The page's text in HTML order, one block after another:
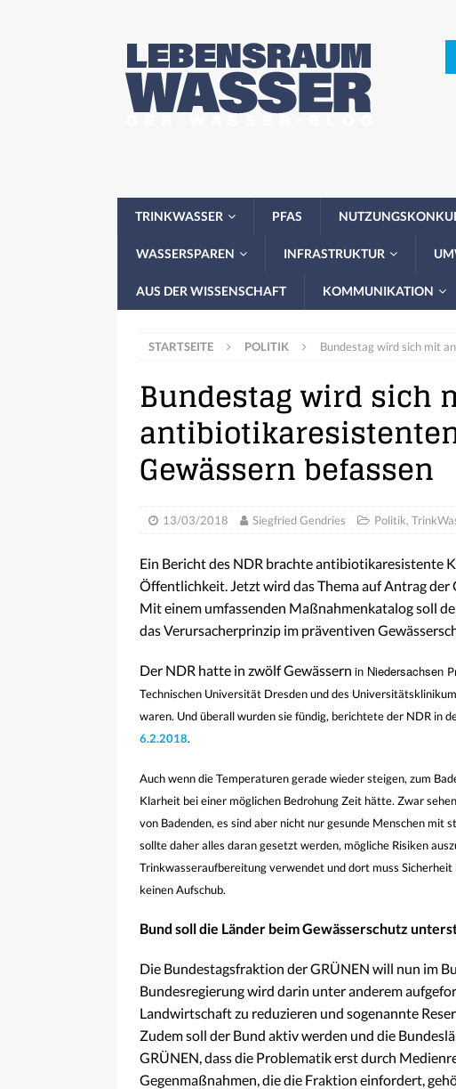
TRINKWASSER PFAS
WASSERSPAREN INFRASTRUKTUR
AUS DER WISSENSCHAFT KOMMUNIKATION
STARTSEITE POLITIK Bundestag wird sich mit
Bundestag wird sich
Gewässern befassen
13/03/2018 Siegfried Gendries Politik,
Ein Bericht des NDR brachte antibiotikaresistente
Öffentlichkeit. Jetzt wird das Thema auf Antrag
Mit einem umfassenden Maßnahmenkatalog soll
das Verursacherprinzip im präventiven
Der NDR hatte in zwölf Gewässern in Niedersachsen
Technischen Universität Dresden und des
waren. Und überall wurden sie fündig, berichtete der NDR in
6.2.2018.
Auch wenn die Temperaturen gerade wieder steigen, zum
Klarheit bei einer möglichen Bedrohung Zeit hätte. Zwar
von Badenden, es sind aber nicht nur gesunde Menschen mit
sollte daher alles daran gesetzt werden, mögliche Risiken
Trinkwasseraufbereitung verwendet und dort muss
keinen Aufschub.
Bund soll die Länder beim Gewässerschutz
Die Bundestagsfraktion der GRÜNEN will nun im
Bundesregierung wird darin unter anderem
Landwirtschaft zu reduzieren und sogenannte
Zudem soll der Bund aktiv werden und die
GRÜNEN, dass die Problematik erst durch
Gegenmaßnahmen, die die Fraktion einfordert,